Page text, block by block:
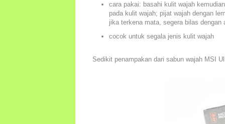
cara pakai: basahi kulit wajah
pada kulit wajah; pijat wajah dengan
jika terkena mata, segera bilas dengan
cocok untuk segala jenis kulit wajah
Sedikit penampakan dari sabun wajah MSI